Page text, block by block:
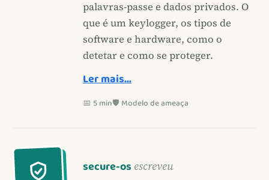
palavras-passe e dados privados. O
que é um keylogger, os tipos de
software e hardware, como o
detetar e como se proteger.
Ler mais…
📅 5 min🛡️ Modelo de ameaça
secure-os escreveu